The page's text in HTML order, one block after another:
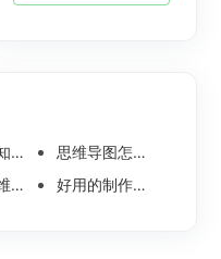
么画
思维导图怎么画简单又漂亮 内附精美模板案例分享
盘点 好用的制作思维导图软件有哪些？五款高分思维导图工具盘点